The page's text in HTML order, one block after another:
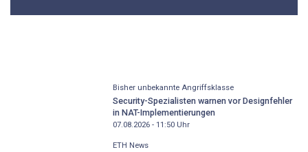
Bisher unbekannte Angriffsklasse
Security-Spezialisten warnen vor Designfehler
in NAT-Implementierungen
07.08.2026 - 11:50Uhr
ETH News